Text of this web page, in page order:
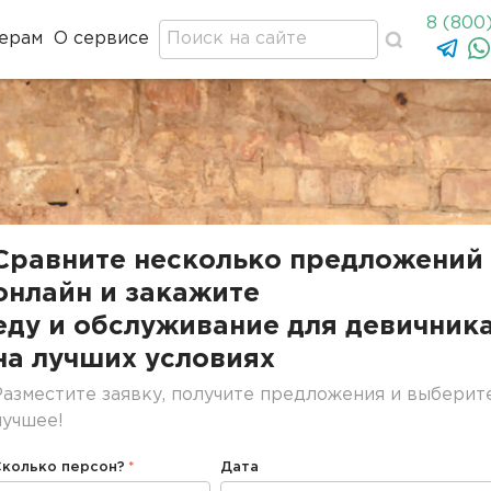
О сервисе
8
несколько предложений
и закажите
и обслуживание для
лучших условиях
заявку, получите предложения и
персон? Дата